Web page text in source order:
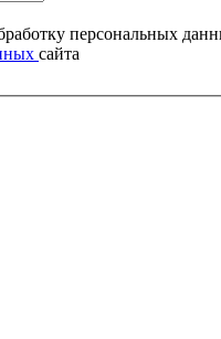
персональных
сайта